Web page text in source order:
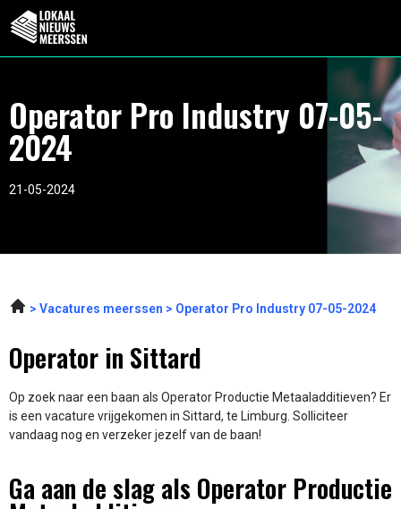
Operator Pro Industry 07-05-
2024
21-05-2024
Vacatures meerssen Operator Pro Industry 07-05-2024
Operator in Sittard
Op zoek naar een baan als Operator Productie Metaaladditieven? Er
is een vacature vrijgekomen in Sittard, te Limburg. Solliciteer
vandaag nog en verzeker jezelf van de baan!
Ga aan de slag als Operator Productie